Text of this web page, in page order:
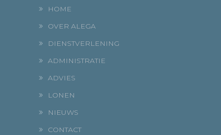
HOME
OVER ALEGA
DIENSTVERLENING
ADMINISTRATIE
ADVIES
LONEN
NIEUWS
CONTACT